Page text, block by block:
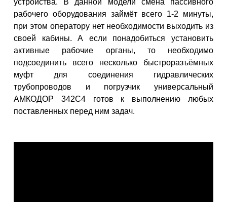
рабочего оборудования займёт всего 1-2 минуты,
при этом оператору нет необходимости выходить из
своей кабины. А если понадобиться установить
активные рабочие органы, то необходимо
подсоединить всего несколько быстроразъёмных
муфт для соединения гидравлических
трубопроводов и погрузчик универсальный
АМКОДОР 342С4 готов к выполнению любых
поставленных перед ним задач.